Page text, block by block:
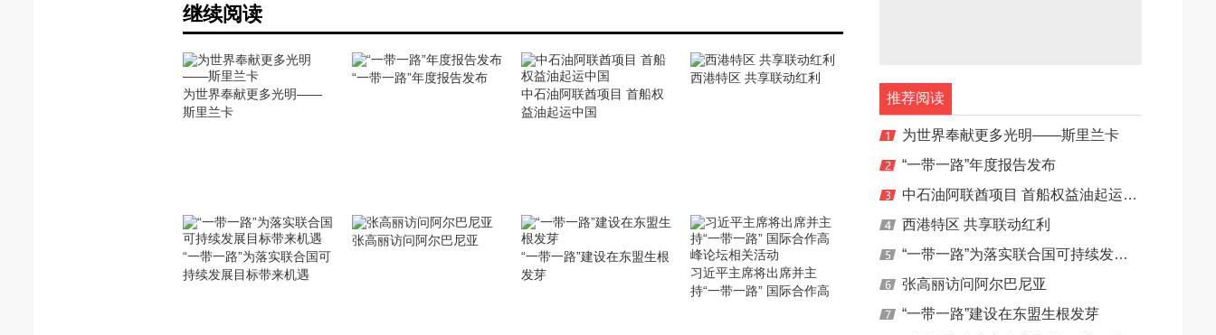
继续阅读
为世界奉献更多光明——
斯里兰卡
“一带一路”年度报告发布
中石油阿联酋项目 首船权
益油起运中国
西港特区 共享联动红利
“一带一路”为落实联合国可
持续发展目标带来机遇
张高丽访问阿尔巴尼亚
“一带一路”建设在东盟生根
发芽
习近平主席将出席并主
持“一带一路” 国际合作高
推荐阅读
为世界奉献更多光明——斯里兰卡
“一带一路”年度报告发布
中石油阿联酋项目 首船权益油起运中国
西港特区 共享联动红利
“一带一路”为落实联合国可持续发展目标带来机遇
张高丽访问阿尔巴尼亚
“一带一路”建设在东盟生根发芽